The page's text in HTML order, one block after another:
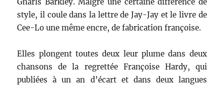
style, il coule dans la lettre de Jay-Jay et le livre de
Cee-Lo une même encre, de fabrication françoise.
Elles plongent toutes deux leur plume dans deux
chansons de la regrettée Françoise Hardy, qui
publiées à un an d’écart et dans deux langues